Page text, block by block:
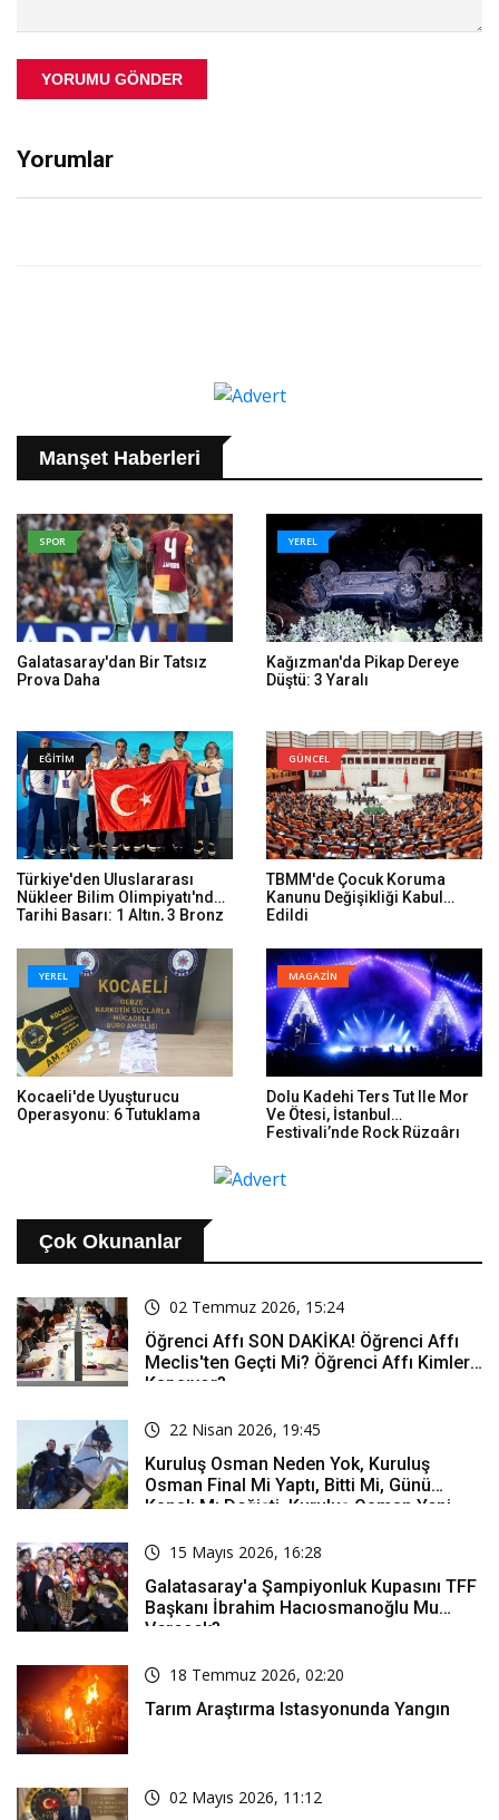
YORUMU GÖNDER
Yorumlar
Manşet Haberleri
SPOR
Galatasaray'dan Bir Tatsız
Prova Daha
YEREL
Kağızman'da Pikap Dereye
Düştü: 3 Yaralı
EĞİTİM
Türkiye'den Uluslararası
Nükleer Bilim Olimpiyatı'nda
Tarihi Başarı: 1 Altın, 3 Bronz
GÜNCEL
TBMM'de Çocuk Koruma
Kanunu Değişikliği Kabul
Edildi
YEREL
Kocaeli'de Uyuşturucu
Operasyonu: 6 Tutuklama
MAGAZİN
Dolu Kadehi Ters Tut Ile Mor
Ve Ötesi, İstanbul
Festivali’nde Rock Rüzgârı
Çok Okunanlar
02 Temmuz 2026, 15:24
Öğrenci Affı SON DAKİKA! Öğrenci Affı
Meclis'ten Geçti Mi? Öğrenci Affı Kimleri
Kapsıyor?
22 Nisan 2026, 19:45
Kuruluş Osman Neden Yok, Kuruluş
Osman Final Mi Yaptı, Bitti Mi, Günü
Kanalı Mı Değişti, Kuruluş Osman Yeni
15 Mayıs 2026, 16:28
Galatasaray'a Şampiyonluk Kupasını TFF
Başkanı İbrahim Hacıosmanoğlu Mu
Verecek?
18 Temmuz 2026, 02:20
Tarım Araştırma Istasyonunda Yangın
02 Mayıs 2026, 11:12